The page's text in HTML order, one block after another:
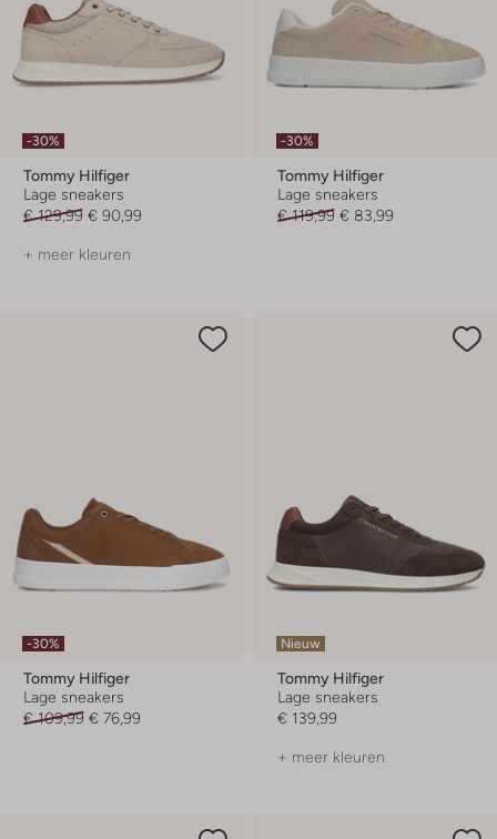
-30%
Tommy Hilfiger
Lage sneakers
€ 129,99 € 90,99
+ meer kleuren
-30%
Tommy Hilfiger
Lage sneakers
€ 119,99 € 83,99
-30%
Tommy Hilfiger
Lage sneakers
€ 109,99 € 76,99
Nieuw
Tommy Hilfiger
Lage sneakers
€ 139,99
+ meer kleuren